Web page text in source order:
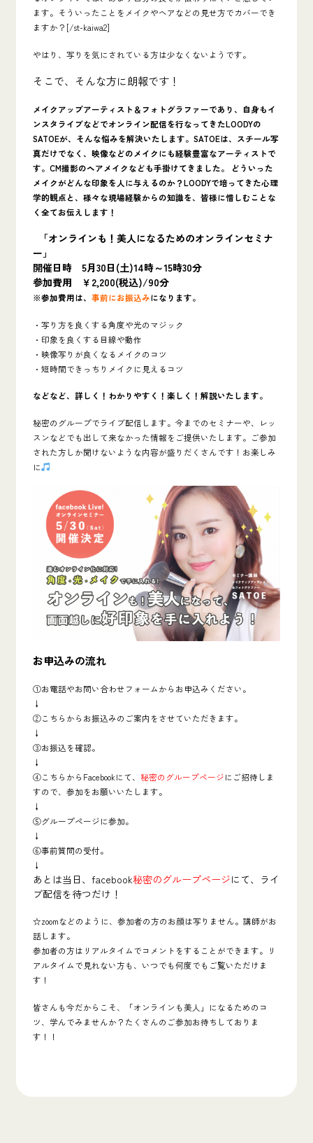
ます。そういったことをメイクやヘアなどの見せ方でカバーでき
ますか？[/st-kaiwa2]
やはり、写りを気にされている方は少なくないようです。
そこで、 そんな方に朗報です！
メイクアップアーティスト＆フォトグラファーであり、自身もイ
ンスタライブなどでオンライン配信を行なってきたLOODYの
SATOEが、そんな悩みを解決いたします。SATOEは、スチール写
真だけでなく、映像などのメイクにも経験豊富なアーティストで
す。CM撮影のヘアメイクなども手掛けてきました。 どういった
メイクがどんな印象を人に与えるのか？LOODYで培ってきた心理
学的観点と、様々な現場経験からの知識を、皆様に惜しむことな
く全てお伝えします！
「オンラインも！美人になるためのオンラインセミナ
ー」
開催日時 5月30日(土)14時～15時30分
参加費用 ￥2,200(税込)/90分
※参加費用は、 事前にお振込みになります。
・写り方を良くする角度や光のマジック
・印象を良くする目線や動作
・映像写りが良くなるメイクのコツ
・短時間できっちりメイクに見えるコツ
などなど、詳しく！わかりやすく！楽しく！解説いたします。
秘密のグループでライブ配信します。今までのセミナーや、レッ
スンなどでも出して来なかった情報をご提供いたします。ご参加
された方しか聞けないような内容が盛りだくさんです！お楽しみ
に
お申込みの流れ
①お電話やお問い合わせフォームからお申込みください。
↓
②こちらからお振込みのご案内をさせていただきます。
↓
③お振込を確認。
↓
④こちらからFacebookにて、 秘密のグループページにご招待しま
すので、参加をお願いいたします。
↓
⑤グループページに参加。
↓
⑥事前質問の受付。
↓
あとは当日、facebook秘密のグループページにて、ライ
ブ配信を待つだけ！
☆zoomなどのように、参加者の方のお顔は写りません。講師がお
話します。
参加者の方はリアルタイムでコメントをすることができます。リ
アルタイムで見れない方も、いつでも何度でもご覧いただけま
す！
皆さんも今だからこそ、「オンラインも美人」になるためのコ
ツ、学んでみませんか？たくさんのご参加お待ちしておりま
す！！